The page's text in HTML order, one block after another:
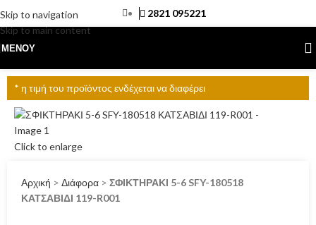
Skip to navigation
Skip to main content
2821 095221
ΜΕΝΟΎ
* η τιμή του προϊόντος ενδέχεται να διαφέρει
Click to enlarge
Αρχική > Διάφορα > ΣΦΙΚΤΗΡΑΚΙ 5-6 SFY-180518
ΚΑΤΣΑΒΙΔΙ 119-R001